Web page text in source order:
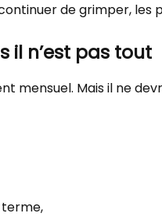
de grimper,
il n’est pas tout
mensuel. Mais il ne